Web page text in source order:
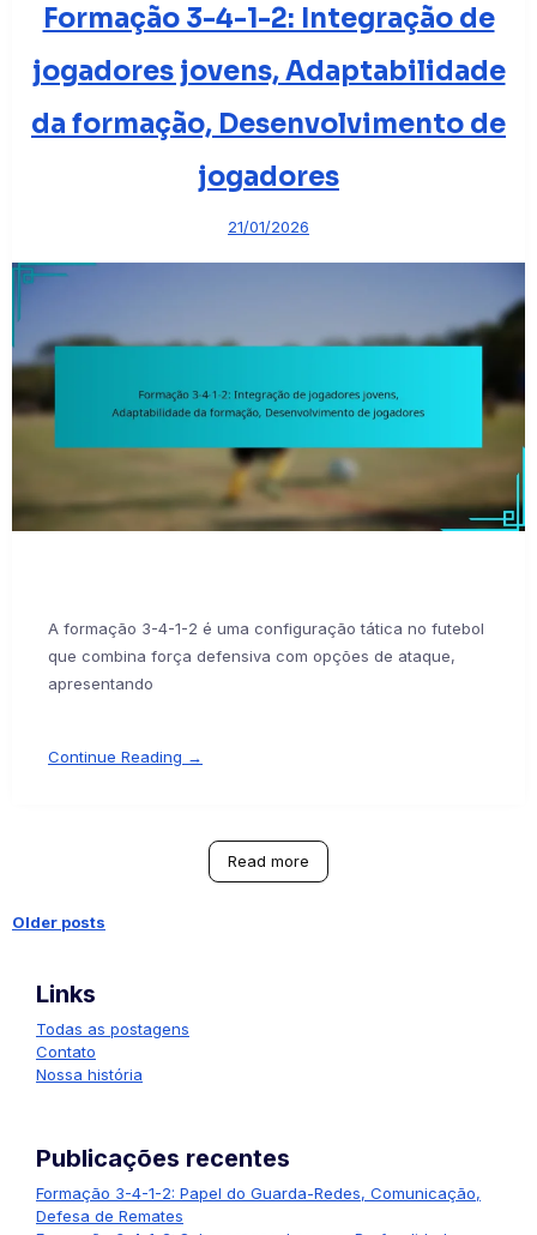
Formação 3-4-1-2: Integração de
jogadores jovens, Adaptabilidade
da formação, Desenvolvimento de
jogadores
21/01/2026
A formação 3-4-1-2 é uma configuração tática no futebol
que combina força defensiva com opções de ataque,
apresentando
Continue Reading →
Read more
Posts
navigation
Older posts
Links
Todas as postagens
Contato
Nossa história
Publicações recentes
Formação 3-4-1-2: Papel do Guarda-Redes, Comunicação,
Defesa de Remates